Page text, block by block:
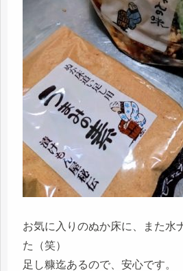
お気に入りのぬか床に、また水
た（笑）
足し糠迄あるので、安心です。